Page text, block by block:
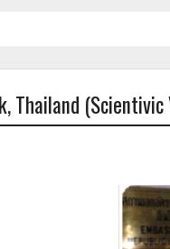
Thailand